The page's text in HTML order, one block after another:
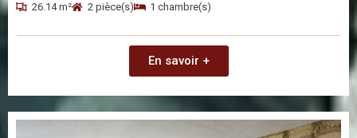
26.14 m² 2 pièce(s) 1 chambre(s)
En savoir +